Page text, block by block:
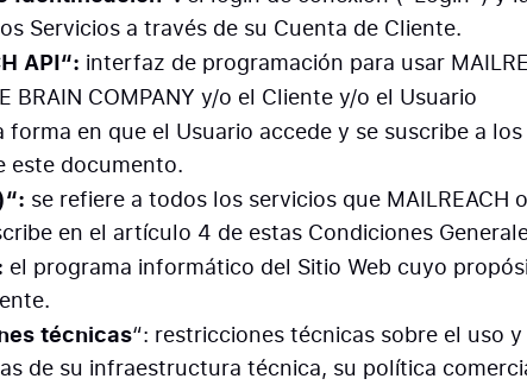
Servicios a través de su Cuenta de Cliente.
API“: interfaz de programación para usar
BRAIN COMPANY y/o el Cliente y/o el Usuario
forma en que el Usuario accede y se suscribe a
este documento.
se refiere a todos los servicios que MAILREACH
en el artículo 4 de estas Condiciones
el programa informático del Sitio Web cuyo
técnicas“: restricciones técnicas sobre el uso
de su infraestructura técnica, su política